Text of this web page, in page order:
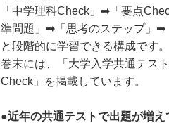
「中学理科Check」➡「要点
準問題」➡「思考のステップ」➡
と段階的に学習できる構成です。
巻末には、「大学入学共通テス
Check」を掲載しています。
●近年の共通テストで出題が増